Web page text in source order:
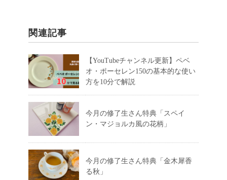
関連記事
【YouTubeチャンネル更新】ペベ
オ・ポーセレン150の基本的な使い
方を10分で解説
今月の修了生さん特典「スペイ
ン・マジョルカ風の花柄」
今月の修了生さん特典「金木犀香
る秋」